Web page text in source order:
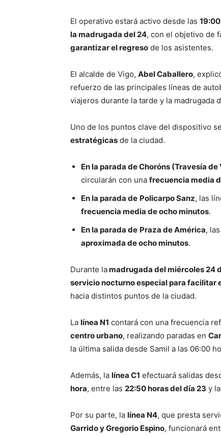
El operativo estará activo desde las
la madrugada del 24, con el objetivo de
garantizar el regreso de los asistentes.
El alcalde de Vigo, Abel Caballero,
refuerzo de las principales líneas de
viajeros durante la tarde y la madrugada
Uno de los puntos clave del dispositivo
estratégicas de la ciudad.
En la parada de Choróns (Travesía de
circularán con una frecuencia media
En la parada de Policarpo Sanz, las
frecuencia media de ocho minutos.
En la parada de Praza de América,
aproximada de ocho minutos.
Durante lamadrugada del miércoles 24
servicio nocturno especial para facilitar
hacia distintos puntos de la ciudad.
La línea N1 contará con una frecuencia
centro urbano, realizando paradas en
la última salida desde Samil a las 06:00
Además, la línea C1 efectuará salidas
hora, entre las 22:50 horas del día 23 y
Por su parte, la línea N4, que presta
Garrido y Gregorio Espino, funcionará